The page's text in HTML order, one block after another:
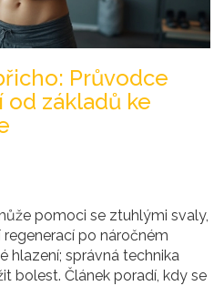
Průvodce
od základů ke
pomoci se ztuhlými svaly,
po náročném
hlazení; správná technika
bolest. Článek poradí, kdy se